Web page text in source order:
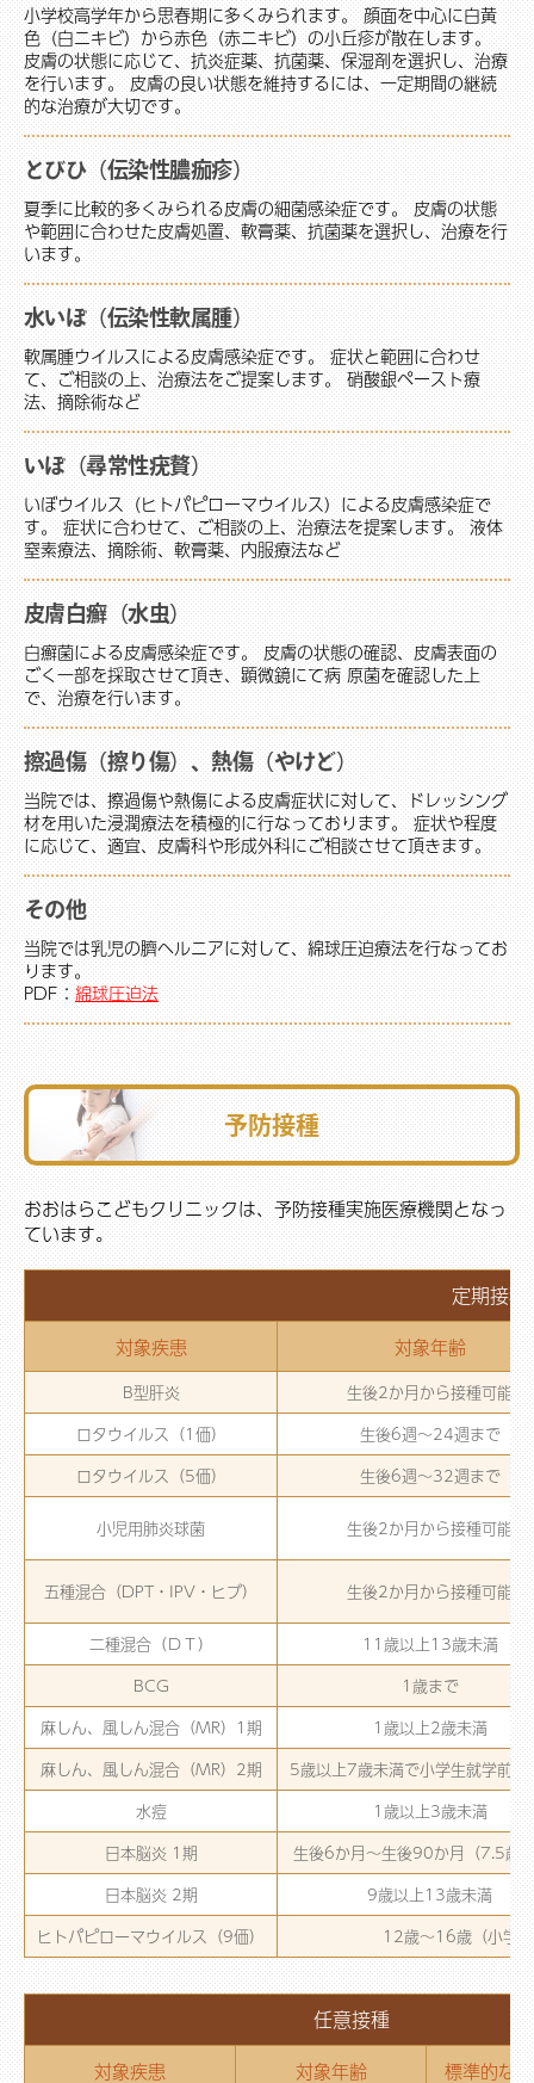
小学校高学年から思春期に多くみられます。 顔面を中心に白黄
色（白ニキビ）から赤色（赤ニキビ）の小丘疹が散在します。
皮膚の状態に応じて、抗炎症薬、抗菌薬、保湿剤を選択し、治療
を行います。 皮膚の良い状態を維持するには、一定期間の継続
的な治療が大切です。
とびひ（伝染性膿痂疹）
夏季に比較的多くみられる皮膚の細菌感染症です。 皮膚の状態
や範囲に合わせた皮膚処置、軟膏薬、抗菌薬を選択し、治療を行
います。
水いぼ（伝染性軟属腫）
軟属腫ウイルスによる皮膚感染症です。 症状と範囲に合わせ
て、ご相談の上、治療法をご提案します。 硝酸銀ペースト療
法、摘除術など
いぼ（尋常性疣贅）
いぼウイルス（ヒトパピローマウイルス）による皮膚感染症で
す。 症状に合わせて、ご相談の上、治療法を提案します。 液体
窒素療法、摘除術、軟膏薬、内服療法など
皮膚白癬（水虫）
白癬菌による皮膚感染症です。 皮膚の状態の確認、皮膚表面の
ごく一部を採取させて頂き、顕微鏡にて病 原菌を確認した上
で、治療を行います。
擦過傷（擦り傷）、熱傷（やけど）
当院では、擦過傷や熱傷による皮膚症状に対して、ドレッシング
材を用いた浸潤療法を積極的に行なっております。 症状や程度
に応じて、適宜、皮膚科や形成外科にご相談させて頂きます。
その他
当院では乳児の臍ヘルニアに対して、綿球圧迫療法を行なってお
ります。
PDF：綿球圧迫法
予防接種
おおはらこどもクリニックは、予防接種実施医療機関となっ
ています。
定期接種
対象疾患 対象年齢
B型肝炎
生後2か月から接種可能
ロタウイルス（1価）
生後6週～24週まで
ロタウイルス（5価）
生後6週～32週まで
小児用肺炎球菌 生後2か月から接種可能
五種混合（DPT・IPV・ヒブ） 生後2か月から接種可能
二種混合（ＤＴ）
11歳以上13歳未満
BCG
1歳まで
麻しん、風しん混合（MR）1期
1歳以上2歳未満
麻しん、風しん混合（MR）2期
5歳以上7歳未満で小学生就学前の
水痘
1歳以上3歳未満
日本脳炎 1期
生後6か月～生後90か月（7.5歳
日本脳炎 2期
9歳以上13歳未満
ヒトパピローマウイルス（9価）
12歳～16歳（小学
任意接種
対象疾患 対象年齢 標準的な